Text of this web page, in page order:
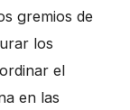
gremios de
los
el
en las